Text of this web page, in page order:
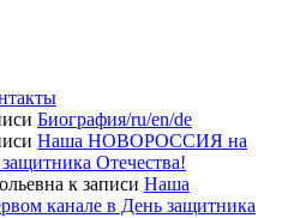
Биография/ru/en/de
Наша НОВОРОССИЯ на
Отечества!
к записи Наша
канале в День защитника